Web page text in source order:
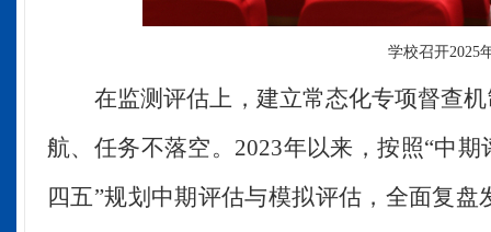
学校召开2025
在监测评估上，建立常态化专项督查
航、任务不落空。 2023年以来，按照“中
四五”规划中期评估与模拟评估，全面复